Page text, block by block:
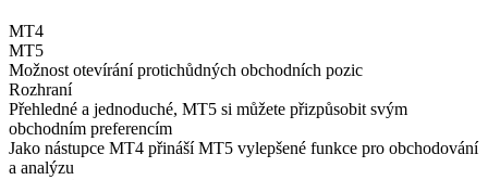
MT4
MT5
Možnost otevírání protichůdných obchodních pozic
Rozhraní
Přehledné a jednoduché, MT5 si můžete přizpůsobit svým
obchodním preferencím
Jako nástupce MT4 přináší MT5 vylepšené funkce pro obchodování
a analýzu